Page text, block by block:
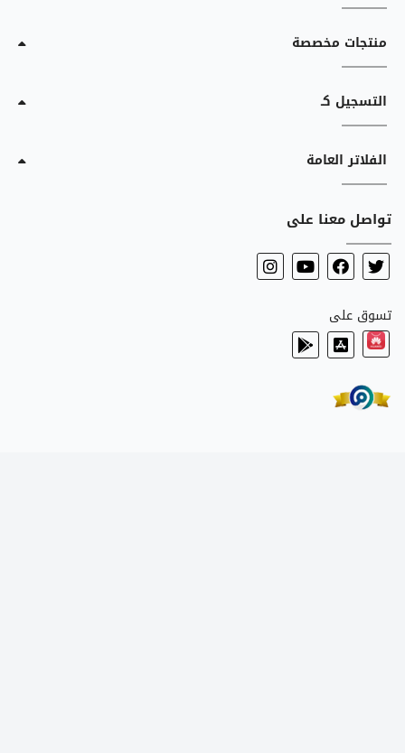
منتجات مخصصة
التسجيل كـ
الفلاتر العامة
تواصل معنا على
تسوق على